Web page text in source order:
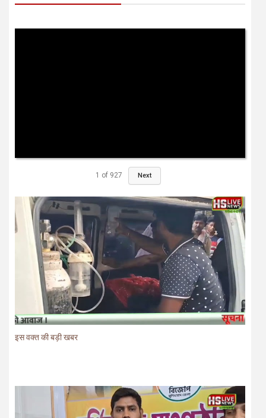
1 of 927 Next
इस वक्त की बड़ी खबर